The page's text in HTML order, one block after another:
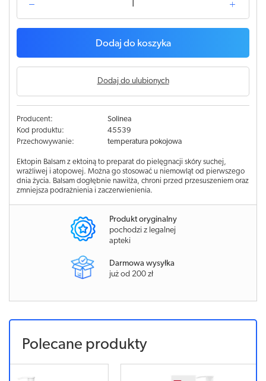
Dodaj do koszyka
Dodaj do ulubionych
Producent:
Solinea
Kod produktu:
45539
Przechowywanie:
temperatura pokojowa
Ektopin Balsam z ektoiną to preparat do pielęgnacji skóry suchej,
wrażliwej i atopowej. Można go stosować u niemowląt od pierwszego
dnia życia. Balsam dogłębnie nawilża, chroni przed przesuszeniem oraz
zmniejsza podrażnienia i zaczerwienienia.
Produkt oryginalny
pochodzi z legalnej
apteki
Darmowa wysyłka
już od 200 zł
Polecane produkty